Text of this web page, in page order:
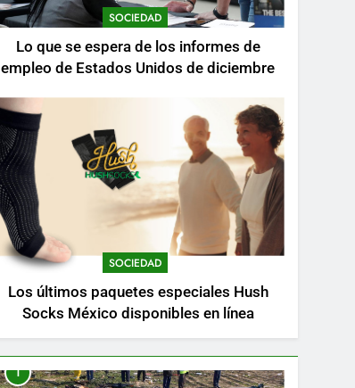
SOCIEDAD
Lo que se espera de los informes de
empleo de Estados Unidos de diciembre
SOCIEDAD
Los últimos paquetes especiales Hush
Socks México disponibles en línea
1